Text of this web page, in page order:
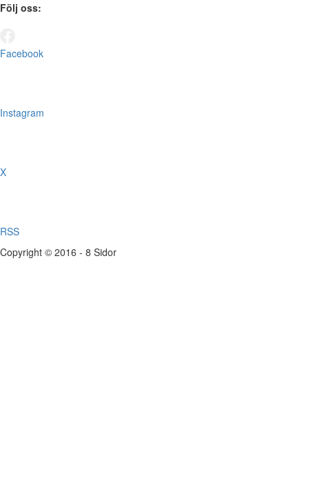
Följ oss:
Facebook
Instagram
X
RSS
Copyright © 2016 - 8 Sidor